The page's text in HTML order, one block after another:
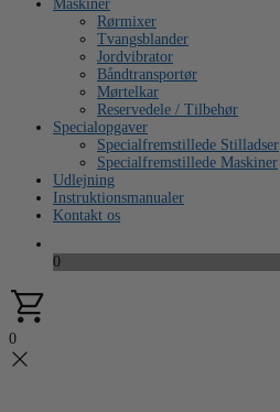
Maskiner
Rørmixer
Tvangsblander
Jordvibrator
Båndtransportør
Mørtelkar
Reservedele / Tilbehør
Specialopgaver
Specialfremstillede Stilladser
Specialfremstillede Maskiner
Udlejning
Instruktionsmanualer
Kontakt os
0
0